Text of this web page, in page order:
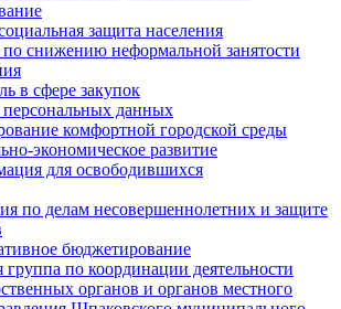
защита населения
снижению неформальной занятости
в сфере закупок
данных
комфортной городской среды
экономическое развитие
для освободившихся
по делам несовершеннолетних и защите
бюджетирование
группа по координации деятельности
органов и органов местного